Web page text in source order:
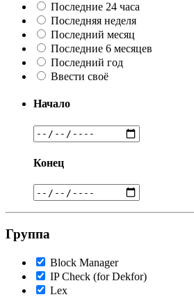
Последние 24 часа
Последняя неделя
Последний месяц
Последние 6 месяцев
Последний год
Ввести своё
Начало
Конец
Группа
Block Manager
IP Check (for Dekfor)
Lex